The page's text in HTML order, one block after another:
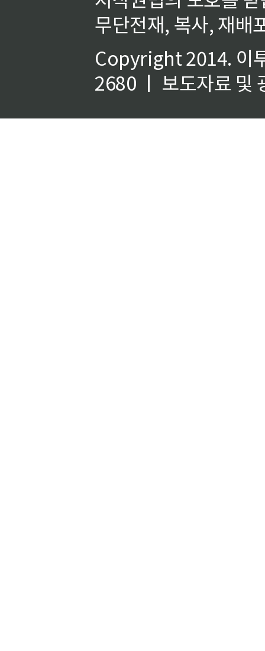
무단전재, 복사, 재배
Copyright 2014. 이
2680 ㅣ 보도자료